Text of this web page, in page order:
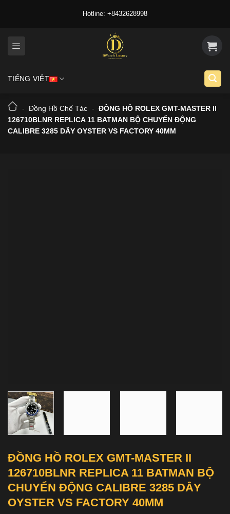
Hotline: +8432628998
TIẾNG VIỆT
- Đồng Hồ Chế Tác - ĐỒNG HỒ ROLEX GMT-MASTER II
126710BLNR REPLICA 11 BATMAN BỘ CHUYỂN ĐỘNG
CALIBRE 3285 DÂY OYSTER VS FACTORY 40MM
ĐỒNG HỒ ROLEX GMT-MASTER II
126710BLNR REPLICA 11 BATMAN BỘ
CHUYỂN ĐỘNG CALIBRE 3285 DÂY
OYSTER VS FACTORY 40MM